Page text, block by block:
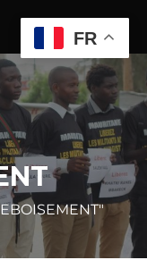
FR